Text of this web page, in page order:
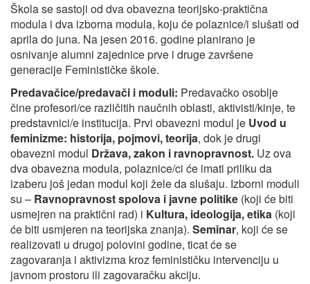
Škola se sastoji od dva obavezna teorijsko-praktična
modula i dva izborna modula, koju će polaznice/i slušati od
aprila do juna. Na jesen 2016. godine planirano je
osnivanje alumni zajednice prve i druge završene
generacije Feminističke škole.
Predavačice/predavači i moduli: Predavačko osoblje
čine profesori/ce različitih naučnih oblasti, aktivisti/kinje, te
predstavnici/e institucija. Prvi obavezni modul je Uvod u
feminizme: historija, pojmovi, teorija, dok je drugi
obavezni modul Država, zakon i ravnopravnost. Uz ova
dva obavezna modula, polaznice/ci će imati priliku da
izaberu još jedan modul koji žele da slušaju. Izborni moduli
su – Ravnopravnost spolova i javne politike (koji će biti
usmejren na praktični rad) i Kultura, ideologija, etika (koji
će biti usmjeren na teorijska znanja). Seminar, koji će se
realizovati u drugoj polovini godine, ticat će se
zagovaranja i aktivizma kroz feminističku intervenciju u
javnom prostoru ili zagovaračku akciju.